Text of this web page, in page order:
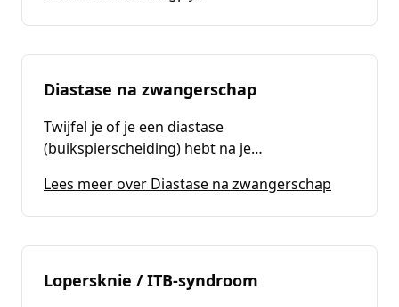
gespecialiseerde behandelingen om je
duurzaam van je rugpijn af te komen.
Diastase na zwangerschap
Twijfel je of je een diastase
(buikspierscheiding) hebt na je
vaak helpt, welke oefeningen meestal veilig
zijn en wanneer je begeleiding zoekt.
Lees meer over Diastase na zwangerschap
Lopersknie / ITB-syndroom